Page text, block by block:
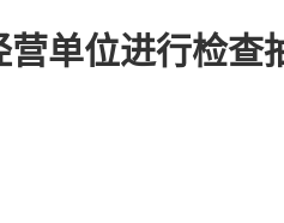
政府开放日
营单位进行检查